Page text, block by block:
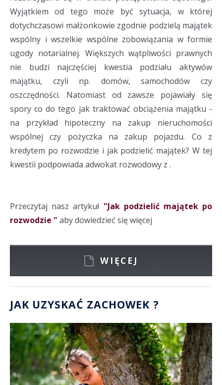
Wyjątkiem od tego może być sytuacja, w której
dotychczasowi małżonkowie zgodnie podzielą majątek
wspólny i wszelkie wspólne zobowiązania w formie
ugody notarialnej. Większych wątpliwości prawnych
nie budzi najczęściej kwestia podziału aktywów
majątku, czyli np. domów, samochodów czy
oszczędności. Natomiast od zawsze pojawiały się
spory co do tego jak traktować obciążenia majątku -
na przykład hipoteczny na zakup nieruchomości
wspólnej czy pożyczka na zakup pojazdu. Co z
kredytem po rozwodzie i jak podzielić majątek? W tej
kwestii podpowiada adwokat rozwodowy z .
Przeczytaj nasz artykuł "Jak podzielić majątek po
rozwodzie " aby dowiedzieć się więcej
WIĘCEJ
JAK UZYSKAĆ ZACHOWEK ?